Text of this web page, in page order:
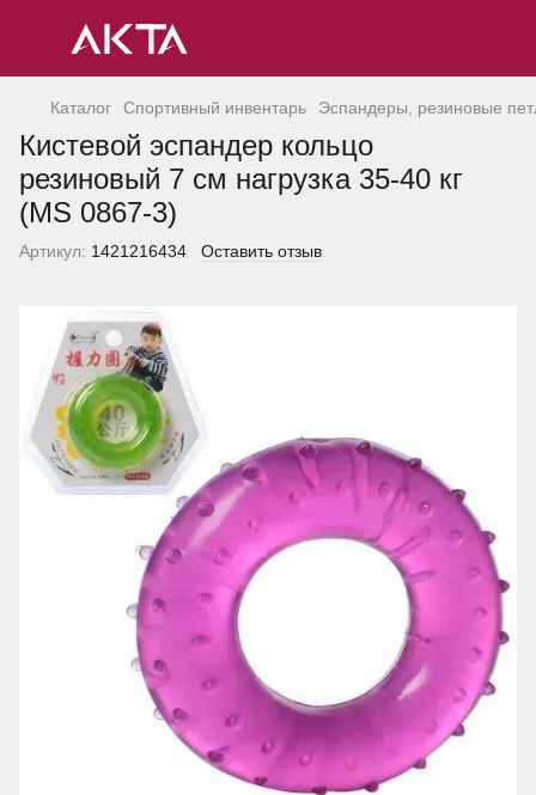
Каталог Спортивный инвентарь Эспандеры, резиновые
Кистевой эспандер кольцо
резиновый 7 см нагрузка 35-40 кг
(MS 0867-3)
Артикул: 1421216434 Оставить отзыв